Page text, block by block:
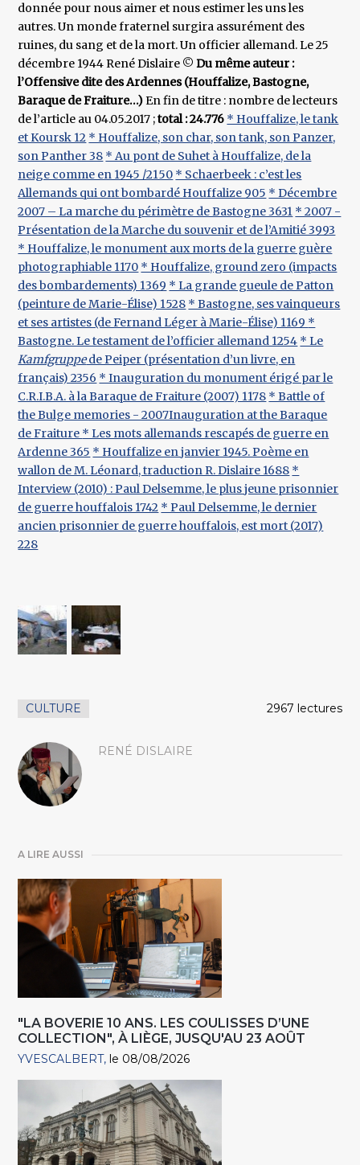
donnée pour nous aimer et nous estimer les uns les
autres. Un monde fraternel surgira assurément des
ruines, du sang et de la mort. Un officier allemand. Le 25
décembre 1944 René Dislaire ©Du même auteur :
l’Offensive dite des Ardennes (Houffalize, Bastogne,
Baraque de Fraiture…)En fin de titre : nombre de lecteurs
de l’article au 04.05.2017 ;total : 24.776 * Houffalize, le tank
et Koursk 12 * Houffalize, son char, son tank, son Panzer,
son Panther 38 * Au pont de Suhet à Houffalize, de la
neige comme en 1945 /2150 * Schaerbeek : c’est les
Allemands qui ont bombardé Houffalize 905 * Décembre
2007 – La marche du périmètre de Bastogne 3631 * 2007 -
Présentation de la Marche du souvenir et de l’Amitié 3993
* Houffalize, le monument aux morts de la guerre guère
photographiable 1170 * Houffalize, ground zero (impacts
des bombardements) 1369 * La grande gueule de Patton
(peinture de Marie-Élise) 1528 * Bastogne, ses vainqueurs
et ses artistes (de Fernand Léger à Marie-Élise) 1169 *
Bastogne. Le testament de l’officier allemand 1254 * Le
Kamfgruppede Peiper (présentation d’un livre, en
français) 2356 * Inauguration du monument érigé par le
C.R.I.B.A. à la Baraque de Fraiture (2007) 1178 * Battle of
the Bulge memories - 2007Inauguration at the Baraque
de Fraiture * Les mots allemands rescapés de guerre en
Ardenne 365 * Houffalize en janvier 1945. Poème en
wallon de M. Léonard, traduction R. Dislaire 1688 *
Interview (2010) : Paul Delsemme, le plus jeune prisonnier
de guerre houffalois 1742 * Paul Delsemme, le dernier
ancien prisonnier de guerre houffalois, est mort (2017)
228
CULTURE 2967 lectures
RENÉ DISLAIRE
A LIRE AUSSI
"LA BOVERIE 10 ANS. LES COULISSES D’UNE
COLLECTION", À LIÈGE, JUSQU'AU 23 AOÛT
YVESCALBERT le 08/08/2026